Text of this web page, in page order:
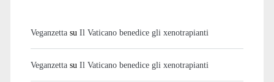
Veganzettasu Il Vaticano benedice gli xenotrapianti
Veganzettasu Il Vaticano benedice gli xenotrapianti